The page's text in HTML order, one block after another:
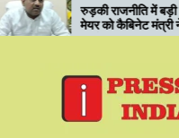
हलचल,पूर्व
ने दी जान से